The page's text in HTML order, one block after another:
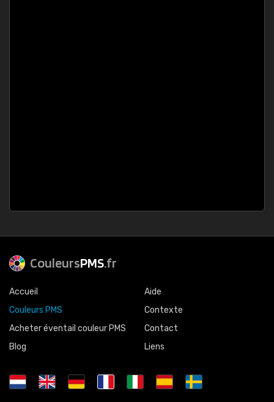
CouleursPMS.fr
Accueil
Couleurs PMS
Acheter éventail couleur PMS
Blog
Aide
Contexte
Contact
Liens